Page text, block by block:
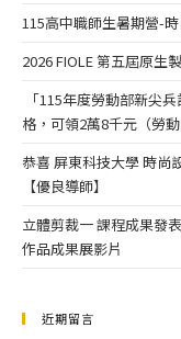
115高中職師生暑期營-
2026 FIOLE 第五屆原
「115年度勞動部新尖
格，可領2萬8千元（勞動
恭喜 屏東科技大學 時尚
【優良導師】
立體剪裁一 課程成果發
作品成果展影片
近期留言